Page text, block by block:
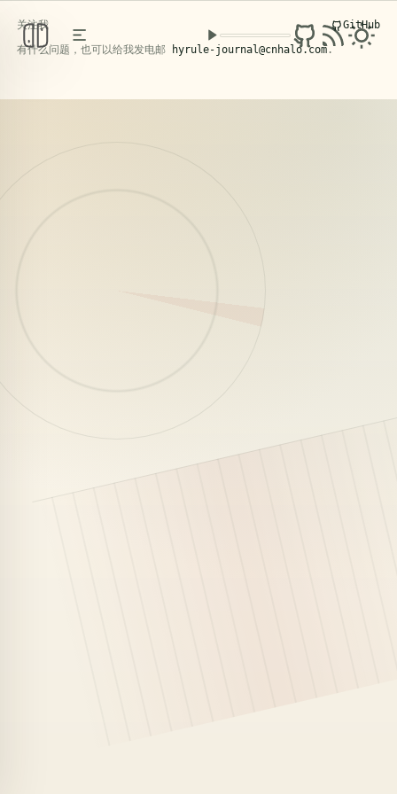
PERSONAL KNOWLEDGE BASE
/ FIELD NOTES
关注我
GitHub
有什么问题，也可以给我发电邮
hyrule-journal@cnhalo.com.